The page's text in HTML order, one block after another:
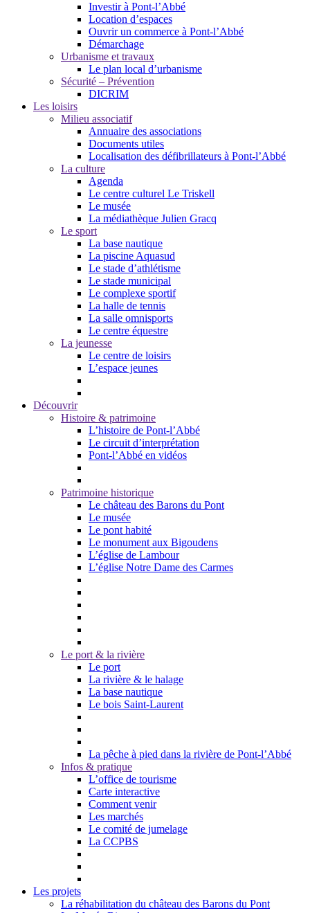
Investir à Pont-l’Abbé
Location d’espaces
Ouvrir un commerce à Pont-l’Abbé
Démarchage
Urbanisme et travaux
Le plan local d’urbanisme
Sécurité – Prévention
DICRIM
Les loisirs
Milieu associatif
Annuaire des associations
Documents utiles
Localisation des défibrillateurs à Pont-l’Abbé
La culture
Agenda
Le centre culturel Le Triskell
Le musée
La médiathèque Julien Gracq
Le sport
La base nautique
La piscine Aquasud
Le stade d’athlétisme
Le stade municipal
Le complexe sportif
La halle de tennis
La salle omnisports
Le centre équestre
La jeunesse
Le centre de loisirs
L’espace jeunes
Découvrir
Histoire & patrimoine
L’histoire de Pont-l’Abbé
Le circuit d’interprétation
Pont-l’Abbé en vidéos
Patrimoine historique
Le château des Barons du Pont
Le musée
Le pont habité
Le monument aux Bigoudens
L’église de Lambour
L’église Notre Dame des Carmes
Le port & la rivière
Le port
La rivière & le halage
La base nautique
Le bois Saint-Laurent
La pêche à pied dans la rivière de Pont-l’Abbé
Infos & pratique
L’office de tourisme
Carte interactive
Comment venir
Les marchés
Le comité de jumelage
La CCPBS
Les projets
La réhabilitation du château des Barons du Pont